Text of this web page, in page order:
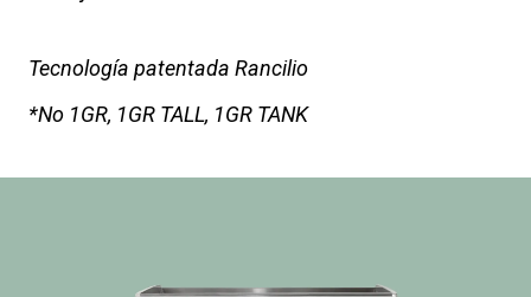
Tecnología patentada Rancilio
*No 1GR, 1GR TALL, 1GR TANK